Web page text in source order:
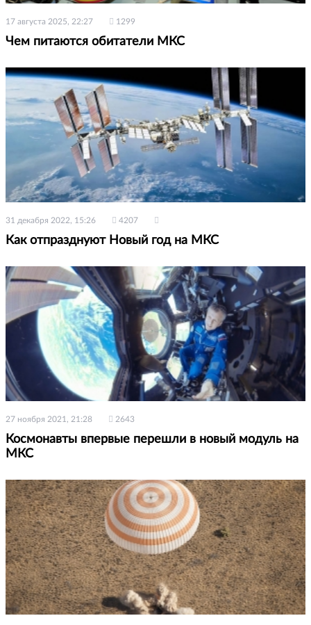
17 августа 2025, 22:27 1299
Чем питаются обитатели МКС
31 декабря 2022, 15:26 4207
Как отпразднуют Новый год на МКС
27 ноября 2021, 21:28 2643
Космонавты впервые перешли в новый модуль на
МКС